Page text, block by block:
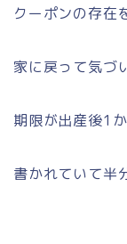
クーポンの存在
家に戻って気づ
期限が出産後1
書かれていて半